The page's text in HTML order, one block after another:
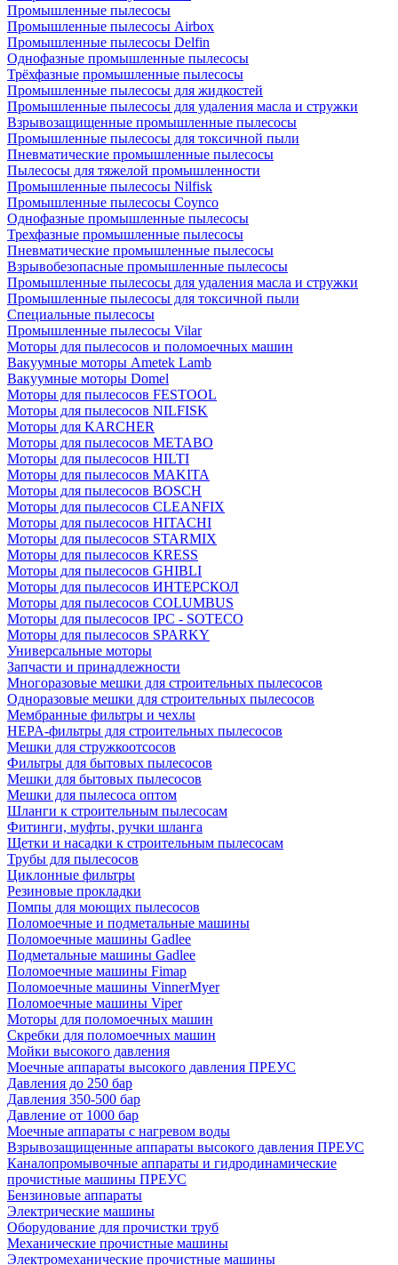
Промышленные пылесосы
Промышленные пылесосы Airbox
Промышленные пылесосы Delfin
Однофазные промышленные пылесосы
Трёхфазные промышленные пылесосы
Промышленные пылесосы для жидкостей
Промышленные пылесосы для удаления масла и стружки
Взрывозащищенные промышленные пылесосы
Промышленные пылесосы для токсичной пыли
Пневматические промышленные пылесосы
Пылесосы для тяжелой промышленности
Промышленные пылесосы Nilfisk
Промышленные пылесосы Coynco
Однофазные промышленные пылесосы
Трехфазные промышленные пылесосы
Пневматические промышленные пылесосы
Взрывобезопасные промышленные пылесосы
Промышленные пылесосы для удаления масла и стружки
Промышленные пылесосы для токсичной пыли
Специальные пылесосы
Промышленные пылесосы Vilar
Моторы для пылесосов и поломоечных машин
Вакуумные моторы Ametek Lamb
Вакуумные моторы Domel
Моторы для пылесосов FESTOOL
Моторы для пылесосов NILFISK
Моторы для KARCHER
Моторы для пылесосов METABO
Моторы для пылесосов HILTI
Моторы для пылесосов MAKITA
Моторы для пылесосов BOSCH
Моторы для пылесосов CLEANFIX
Моторы для пылесосов HITACHI
Моторы для пылесосов STARMIX
Моторы для пылесосов KRESS
Моторы для пылесосов GHIBLI
Моторы для пылесосов ИНТЕРСКОЛ
Моторы для пылесосов COLUMBUS
Моторы для пылесосов IPC - SOTECO
Моторы для пылесосов SPARKY
Универсальные моторы
Запчасти и принадлежности
Многоразовые мешки для строительных пылесосов
Одноразовые мешки для строительных пылесосов
Мембранные фильтры и чехлы
HEPA-фильтры для строительных пылесосов
Мешки для стружкоотсосов
Фильтры для бытовых пылесосов
Мешки для бытовых пылесосов
Мешки для пылесоса оптом
Шланги к строительным пылесосам
Фитинги, муфты, ручки шланга
Щетки и насадки к строительным пылесосам
Трубы для пылесосов
Циклонные фильтры
Резиновые прокладки
Помпы для моющих пылесосов
Поломоечные и подметальные машины
Поломоечные машины Gadlee
Подметальные машины Gadlee
Поломоечные машины Fimap
Поломоечные машины VinnerMyer
Поломоечные машины Viper
Моторы для поломоечных машин
Скребки для поломоечных машин
Мойки высокого давления
Моечные аппараты высокого давления ПРЕУС
Давления до 250 бар
Давления 350-500 бар
Давление от 1000 бар
Моечные аппараты с нагревом воды
Взрывозащищенные аппараты высокого давления ПРЕУС
Каналопромывочные аппараты и гидродинамические
прочистные машины ПРЕУС
Бензиновые аппараты
Электрические машины
Оборудование для прочистки труб
Механические прочистные машины
Электромеханические прочистные машины